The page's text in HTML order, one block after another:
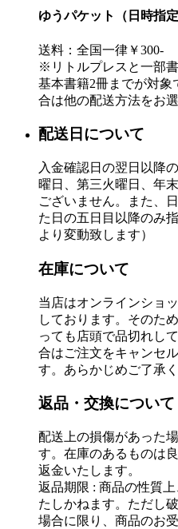
ゆうパケット（日時指定
送料：全国一律￥300-
※リトルプレスと一部
基本書籍2冊までが対象
合は他の配送方法をお
配送日について
入金確認日の翌日以降
曜日、第三火曜日、年
ございません。また、
た日の五日目以降のみ
より変動致します）
在庫について
当店はオンラインショ
しております。そのた
っても店頭で品切れし
合はご注文をキャンセ
す。あらかじめご了承
返品・交換について
配送上の損傷があった
す。在庫のあるものは
返金いたします。
返品期限 : 商品の性質
たしかねます。ただし
場合に限り、商品のお